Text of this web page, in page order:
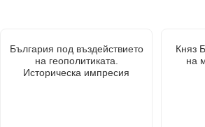
България под въздействието
на геополитиката.
Историческа импресия
Княз
на